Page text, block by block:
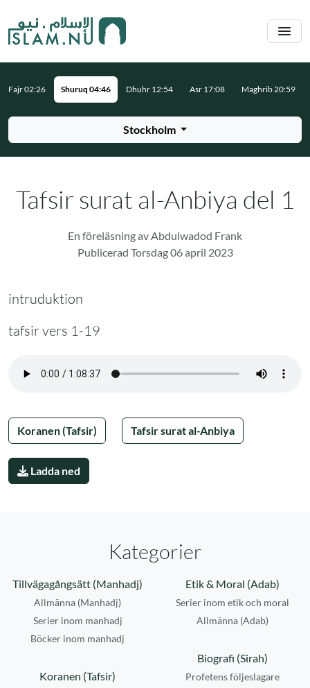
Stockholm
Fajr 02:26 Shuruq 04:46 Dhuhr 12:54 Asr 17:08 Maghrib 20:59
Tafsir surat al-Anbiya del 1
En föreläsning av Abdulwadod Frank
Publicerad Torsdag 06 april 2023
intruduktion
tafsir vers 1-19
Koranen (Tafsir) Tafsir surat al-Anbiya
Ladda ned
Kategorier
Tillvägagångsätt (Manhadj)
Allmänna (Manhadj)
Serier inom manhadj
Böcker inom manhadj
Etik & Moral (Adab)
Serier inom etik och moral
Allmänna (Adab)
Biografi (Sirah)
Profetens följeslagare
Koranen (Tafsir)